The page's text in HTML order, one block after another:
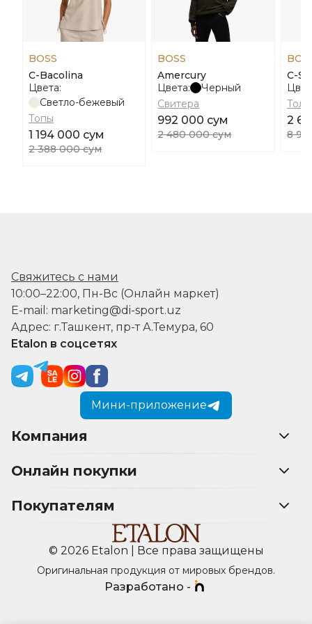
BOSS
С-Bacolina
Цвета:
Светло-бежевый
Топы
1 194 000 сум
2 388 000 сум
BOSS
Amercury
Цвета:
Черный
Свитера
992 000 сум
2 480 000 сум
C-
2
8
Свяжитесь с нами
10:00–22:00, Пн-Вс (Онлайн маркет)
E-mail: marketing@di-sport.uz
Адрес: г.Ташкент, пр-т А.Темура, 60
Etalon в соцсетях
Мини-приложение
Компания
Онлайн покупки
Покупателям
© 2026 Etalon | Все права защищены
Оригинальная продукция от мировых брендов.
Разработано -